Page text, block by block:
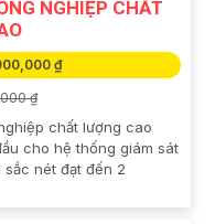
NGHIỆP CHẤT
₫
₫
chất lượng cao
cho hệ thống giám sát
nét đạt đến 2